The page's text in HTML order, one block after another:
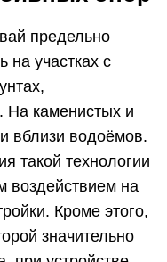
предельно
на участках с
На каменистых и
вблизи водоёмов.
такой технологии
воздействием на
Кроме этого,
значительно